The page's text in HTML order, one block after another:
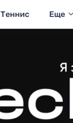
Теннис Еще